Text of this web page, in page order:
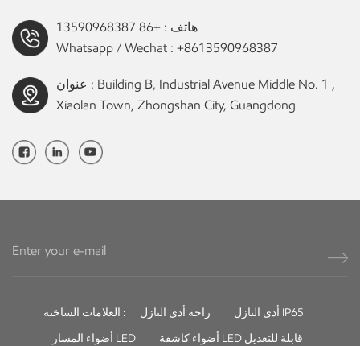
هاتف :+86 13590968387
Whatsapp / Wechat : +8613590968387
عنوان : Building B, Industrial Avenue Middle No. 1 ,
Xiaolan Town, Zhongshan City, Guangdong
العلامات الساخنة : راحة أدى النازل
أدى النازل IP65
أضواء المسار LED
أضواء كاشفة LED قابلة للتعديل